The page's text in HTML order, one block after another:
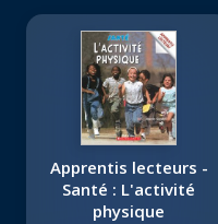
Apprentis lecteurs -
Santé : L'activité
physique